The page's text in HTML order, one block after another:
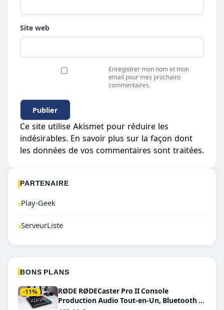
Site web
Enregistrer mon nom et mon
email pour mes prochains
commentaires.
Ce site utilise Akismet pour réduire les
indésirables. En savoir plus sur la façon dont
les données de vos commentaires sont traitées.
PARTENAIRE
›Play-Geek
›ServeurListe
BONS PLANS
-11%
RØDE RØDECaster Pro II Console
Production Audio Tout-en-Un, Bluetooth et